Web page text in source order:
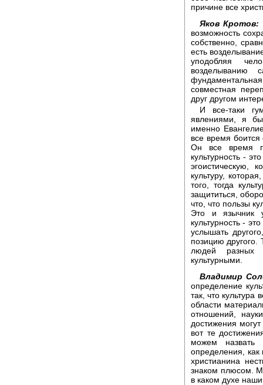
причине все
Яков Кротов:
возможность
собственно,
есть
уподобляя
возделыванию
совместная
друг другом
И все-таки
явлениями, я бы
именно
все время
Он все время
культурность -
эгоистическую,
культуру,
того, тогда
защититься,
что, что пользы
Это и язычник
культурность -
услышать
позицию другого.
людей разных
культурными.
Владимир
определение
так, что культура
области
отношений,
достижения
вот те
можем назвать
определения, как
христианина
знаком плюсом.
в каком духе